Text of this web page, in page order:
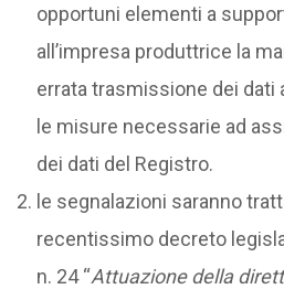
opportuni elementi a
all’impresa produttrice la
errata trasmissione dei dati
le misure necessarie ad
dei dati del Registro.
le segnalazioni saranno
recentissimo decreto
n. 24 “Attuazione della